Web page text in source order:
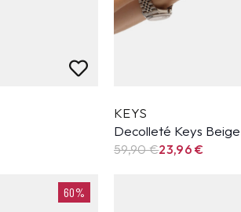
KEYS
Decolleté Keys Beige
59,90€23,96€
60%